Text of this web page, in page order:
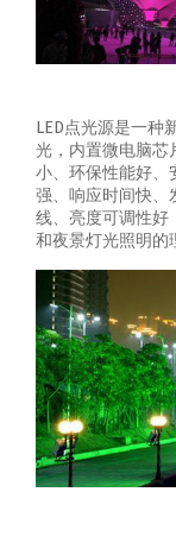
LED点光源是一种
光，内置微电脑芯
小、环保性能好、
强、响应时间快、
线、亮度可调性好
和夜景灯光照明的